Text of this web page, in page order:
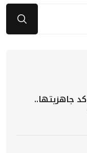
جاهزيتها..